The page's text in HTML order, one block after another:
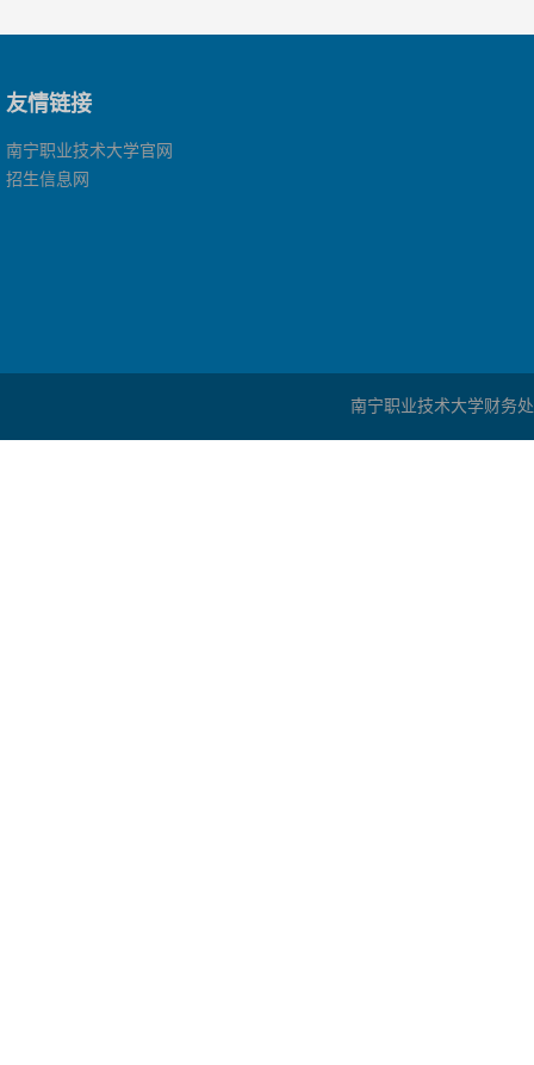
友情链接
南宁职业技术大学官网
招生信息网
南宁职业技术大学财务